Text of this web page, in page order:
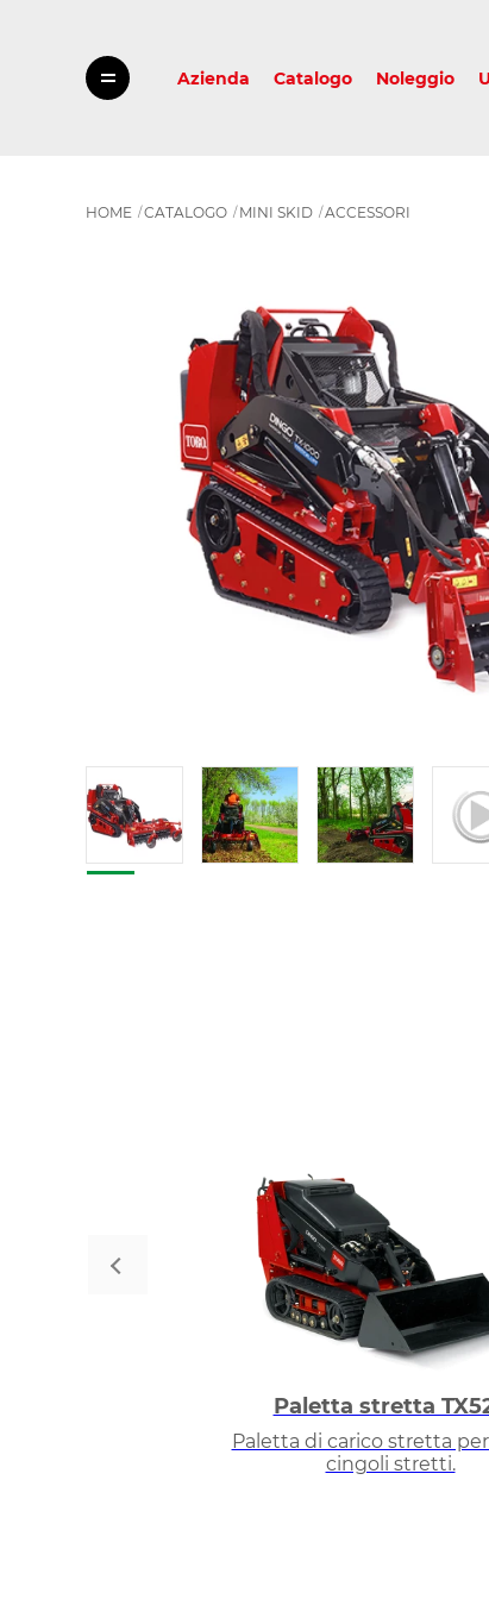
Azienda Catalogo Noleggio
HOME CATALOGO MINI SKID ACCESSORI
Paletta stretta
Paletta di carico stretta per
cingoli stretti.